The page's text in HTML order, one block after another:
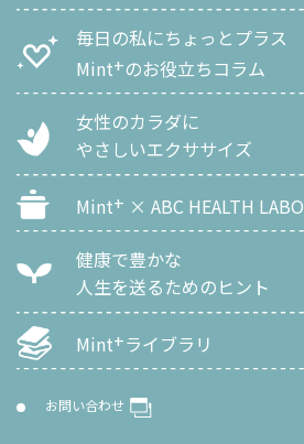
毎日の私にちょっとプラス
Mint+のお役立ちコラム
女性のカラダに
やさしいエクササイズ
Mint+ × ABC HEALTH LABO
健康で豊かな
人生を送るためのヒント
Mint+ライブラリ
お問い合わせ